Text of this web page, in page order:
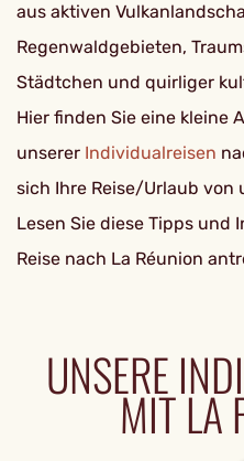
aus aktiven
Regenwaldgebieten,
Städtchen und quirliger
Hier finden Sie eine kleine
unserer Individualreisen
sich Ihre Reise/Urlaub von
Lesen Sie diese Tipps und
Reise nach La Réunion
UNSERE
MIT LA